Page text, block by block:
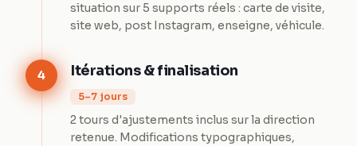
situation sur 5 supports réels : carte de visite,
site web, post Instagram, enseigne, véhicule.
4 Itérations & finalisation
5–7 jours
2 tours d'ajustements inclus sur la direction
retenue. Modifications typographiques,